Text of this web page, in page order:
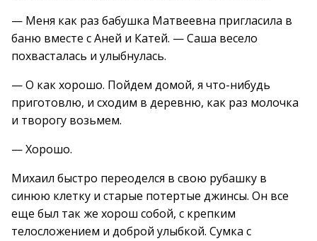
— Меня как раз бабушка Матвеевна пригласила в
баню вместе с Аней и Катей. — Саша весело
похвасталась и улыбнулась.
— О как хорошо. Пойдем домой, я что-нибудь
приготовлю, и сходим в деревню, как раз молочка
и творогу возьмем.
— Хорошо.
Михаил быстро переоделся в свою рубашку в
синюю клетку и старые потертые джинсы. Он все
еще был так же хорош собой, с крепким
телосложением и доброй улыбкой. Сумка с